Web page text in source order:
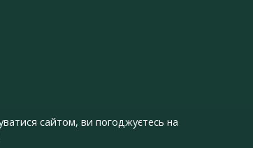
сайтом, ви погоджуєтесь на